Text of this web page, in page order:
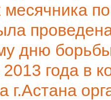
дню
года в
г.Астана